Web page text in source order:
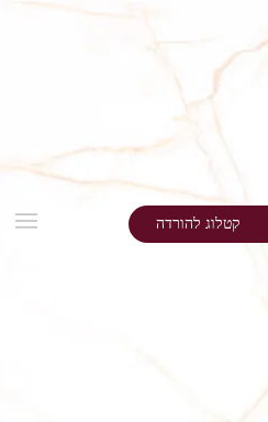
קטלוג להורדה